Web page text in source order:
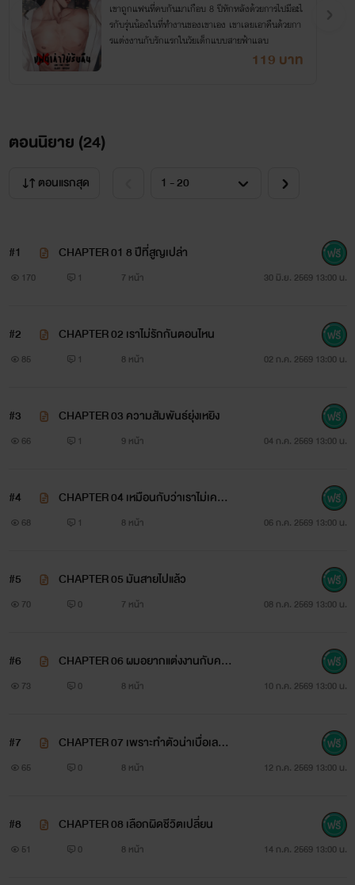
เขาถูกแฟนที่คบกันมาเกือบ 8 ปีหักหลังด้วยการไปมีอะไ
รกับรุ่นน้องในที่ทำงานของเขาเอง เขาเลยเอาคืนด้วยกา
รแต่งงานกับรักแรกในวัยเด็กแบบสายฟ้าแลบ
119 บาท
ตอนนิยาย (24)
ตอนแรกสุด
#1 CHAPTER 01 8 ปีที่สูญเปล่า
170 1 7 หน้า 30 มิ.ย. 2569 13:00 น.
#2 CHAPTER 02 เราไม่รักกันตอนไหน
85 1 8 หน้า 02 ก.ค. 2569 13:00 น.
#3 CHAPTER 03 ความสัมพันธ์ยุ่งเหยิง
66 1 9 หน้า 04 ก.ค. 2569 13:00 น.
#4
CHAPTER 04 เหมือนกับว่าเราไม่เคยรู้
จักกันมาก่อน
68 1 8 หน้า 06 ก.ค. 2569 13:00 น.
#5 CHAPTER 05 มันสายไปแล้ว
70 0 7 หน้า 08 ก.ค. 2569 13:00 น.
#6
CHAPTER 06 ผมอยากแต่งงานกับคน
ที่เขารักผม
73 0 8 หน้า 10 ก.ค. 2569 13:00 น.
#7
CHAPTER 07 เพราะทำตัวน่าเบื่อเลยต้
องถูกนอกใจ
65 0 8 หน้า 12 ก.ค. 2569 13:00 น.
#8 CHAPTER 08 เลือกผิดชีวิตเปลี่ยน
51 0 8 หน้า 14 ก.ค. 2569 13:00 น.